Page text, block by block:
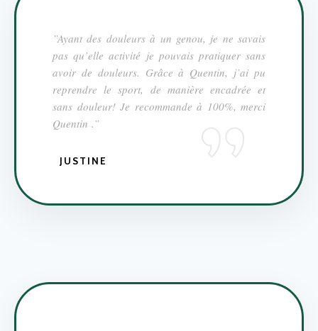
”Ayant des douleurs à un genou, je ne savais
pas qu’elle activité je pouvais pratiquer sans
avoir de douleurs. Grâce à Quentin, j’ai pu
reprendre le sport, de manière encadrée et
sans douleur! Je recommande à 100%, merci
Quentin .”
JUSTINE